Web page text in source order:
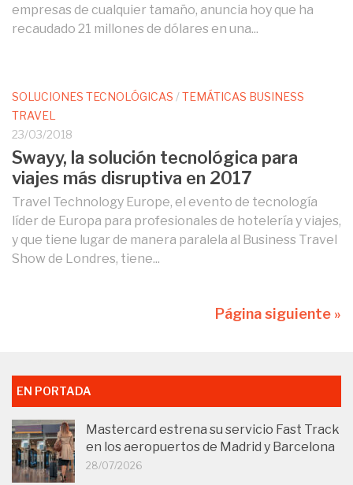
empresas de cualquier tamaño, anuncia hoy que ha
recaudado 21 millones de dólares en una...
SOLUCIONES TECNOLÓGICAS /TEMÁTICAS BUSINESS
TRAVEL
23/03/2018
Swayy, la solución tecnológica para
viajes más disruptiva en 2017
Travel Technology Europe, el evento de tecnología
líder de Europa para profesionales de hotelería y viajes,
y que tiene lugar de manera paralela al Business Travel
Show de Londres, tiene...
Página siguiente »
EN PORTADA
Mastercard estrena su servicio Fast Track
en los aeropuertos de Madrid y Barcelona
28/07/2026